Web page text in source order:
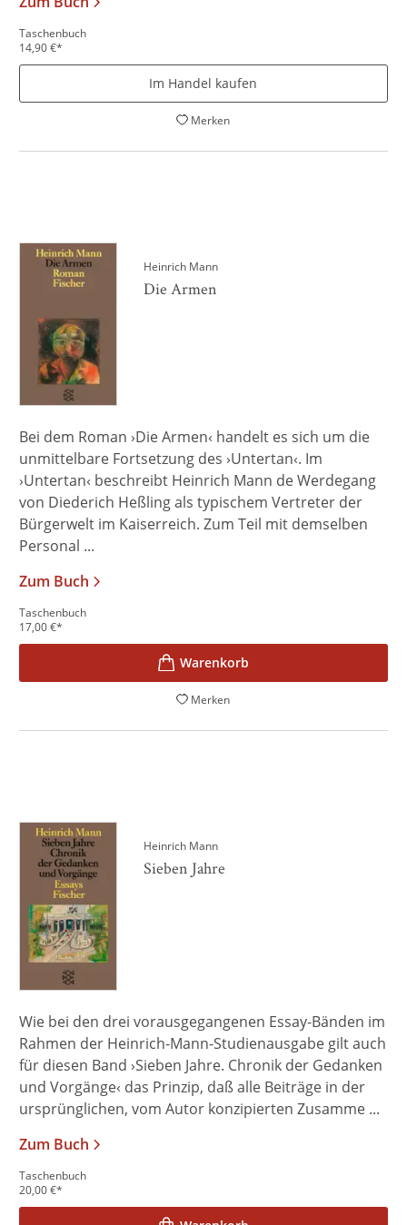
Taschenbuch
14,90€*
Im Handel kaufen
Merken
Heinrich Mann
Die Armen
Bei dem Roman ›Die Armen‹ handelt es sich um die
unmittelbare Fortsetzung des ›Untertan‹. Im
›Untertan‹ beschreibt Heinrich Mann de Werdegang
von Diederich Heßling als typischem Vertreter der
Bürgerwelt im Kaiserreich. Zum Teil mit demselben
Personal ...
Zum Buch
Taschenbuch
17,00€*
Merken
Heinrich Mann
Sieben Jahre
Wie bei den drei vorausgegangenen Essay-Bänden im
Rahmen der Heinrich-Mann-Studienausgabe gilt auch
für diesen Band ›Sieben Jahre. Chronik der Gedanken
und Vorgänge‹ das Prinzip, daß alle Beiträge in der
ursprünglichen, vom Autor konzipierten Zusamme ...
Zum Buch
Taschenbuch
20,00€*